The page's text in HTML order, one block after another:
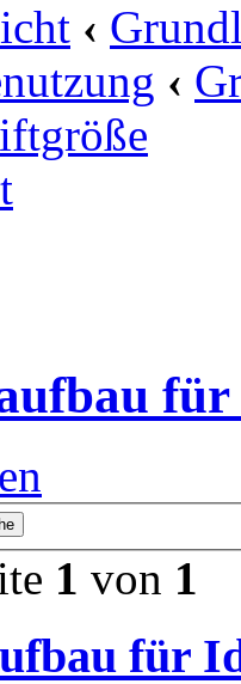
‹
‹
1 von 1
für